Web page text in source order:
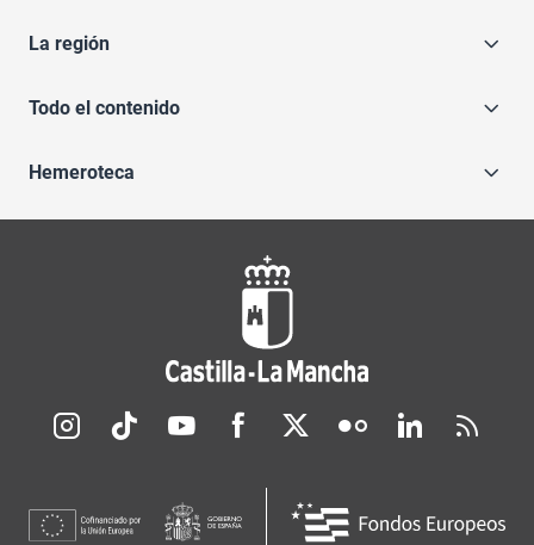
La región
Todo el contenido
Hemeroteca
Redes sociales JCCM